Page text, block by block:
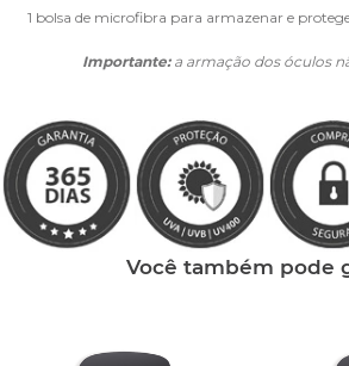
1 bolsa de microfibra para armazenar e
Importante:a armação dos óculos
Você também pode